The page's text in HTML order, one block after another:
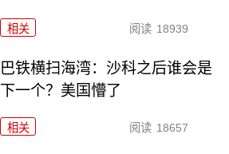
相关 阅读 18939
巴铁横扫海湾：沙科之后谁会是
下一个？美国懵了
相关 阅读 18657